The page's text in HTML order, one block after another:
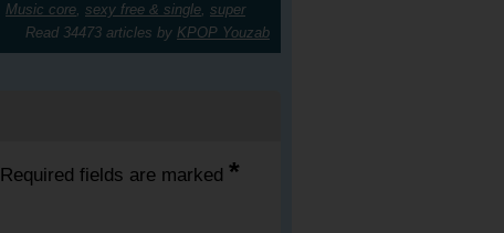
Music core, sexy free & single, super
Read 34473 articles by KPOP Youzab
Required fields are marked *